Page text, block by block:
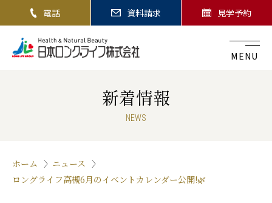
電話 資料請求 見学予約
MENU
新着情報
NEWS
ホーム
ニュース
ロングライフ高槻6月のイベントカレンダー公開!🌿